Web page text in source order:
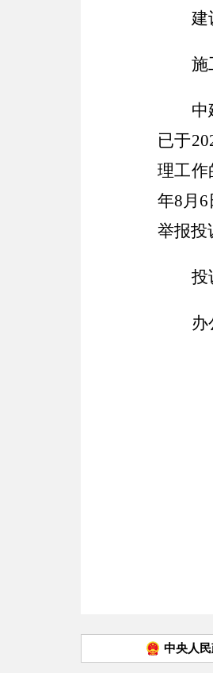
建
施
中
已于
理工作
年8月
举报投
投
办